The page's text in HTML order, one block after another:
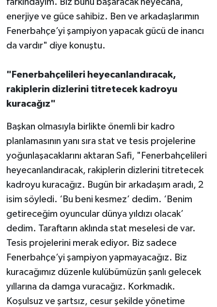
farkındayım. Biz bunu başaracak heyecana,
enerjiye ve güce sahibiz. Ben ve arkadaşlarımın
Fenerbahçe’yi şampiyon yapacak gücü de inancı
da vardır" diye konuştu.
"Fenerbahçelileri heyecanlandıracak,
rakiplerin dizlerini titretecek kadroyu
kuracağız"
Başkan olmasıyla birlikte önemli bir kadro
planlamasının yanı sıra stat ve tesis projelerine
yoğunlaşacaklarını aktaran Safi, "Fenerbahçelileri
heyecanlandıracak, rakiplerin dizlerini titretecek
kadroyu kuracağız. Bugün bir arkadaşım aradı, 2
isim söyledi. ‘Bu beni kesmez’ dedim. ‘Benim
getireceğim oyuncular dünya yıldızı olacak’
dedim. Taraftarın aklında stat meselesi de var.
Tesis projelerini merak ediyor. Biz sadece
Fenerbahçe’yi şampiyon yapmayacağız. Biz
kuracağımız düzenle kulübümüzün şanlı gelecek
yıllarına da damga vuracağız. Korkmadık.
Koşulsuz ve şartsız, cesur şekilde yönetime